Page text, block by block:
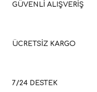
GÜVENLİ ALIŞVERİŞ
ÜCRETSİZ KARGO
7/24 DESTEK